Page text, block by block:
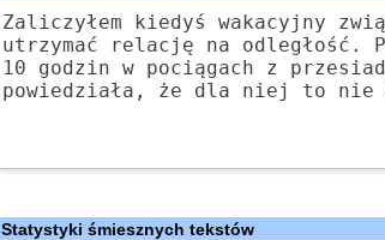
Zaliczyłem kiedyś wakacyjny
utrzymać relację na odległość.
10 godzin w pociągach z
powiedziała, że dla niej to nie
Statystyki śmiesznych tekstów